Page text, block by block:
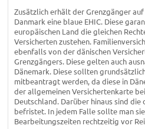
Zusätzlich erhält der Grenzgänger
Danmark eine blaue EHIC. Diese
europäischen Land die gleichen
Versicherten zustehen.
ebenfalls von der dänischen
Grenzgängers. Diese gelten auch
Dänemark. Diese sollten
mitbeantragt werden, da diese in
der allgemeinen Versichertenkarte
Deutschland. Darüber hinaus sind die
befristet. In jedem Falle sollte man
Bearbeitungszeiten rechtzeitig vor